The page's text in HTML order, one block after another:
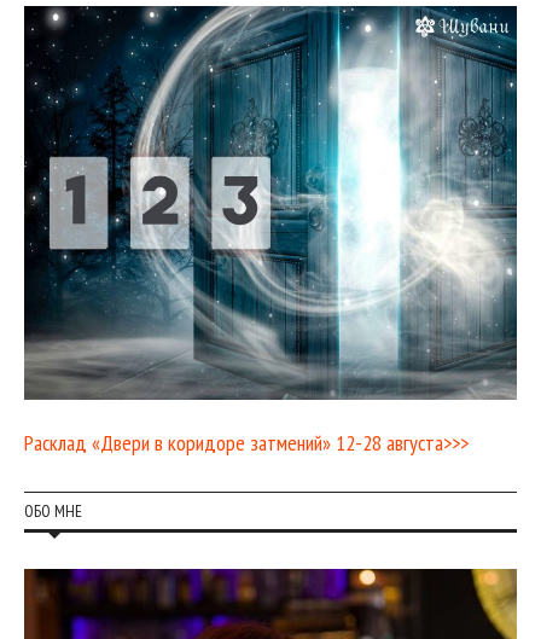
Расклад «Двери в коридоре затмений» 12-28 августа>>>
ОБО МНЕ